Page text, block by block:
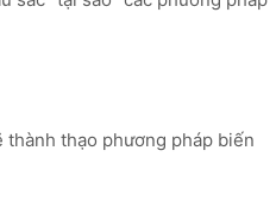
thành thạo phương pháp biến